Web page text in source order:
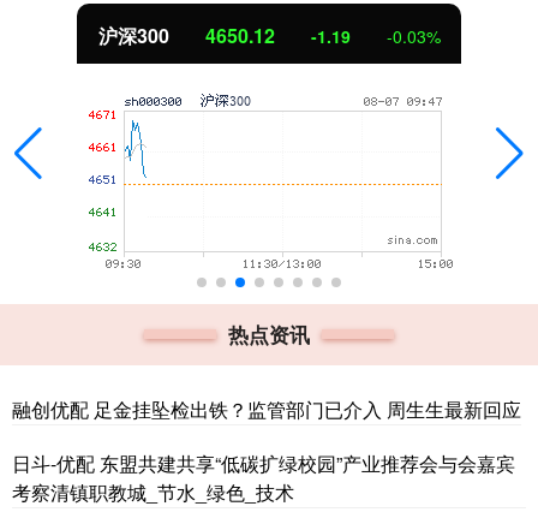
沪深300 4650.12 -1.19 -0.03%
热点资讯
融创优配 足金挂坠检出铁？监管部门已介入 周生生最新回应
日斗-优配 东盟共建共享“低碳扩绿校园”产业推荐会与会嘉宾
考察清镇职教城_节水_绿色_技术